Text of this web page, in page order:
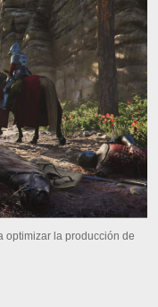
optimizar la producción de